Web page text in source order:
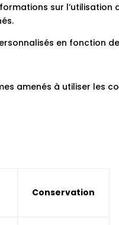
sur l’utilisation
en fonction
amenés à utiliser les
Conservation